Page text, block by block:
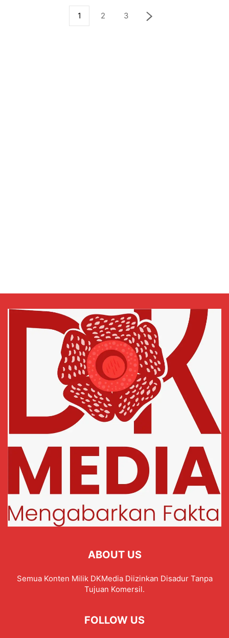
1 2 3
ABOUT US
Semua Konten Milik DKMedia Diizinkan Disadur Tanpa
Tujuan Komersil.
FOLLOW US